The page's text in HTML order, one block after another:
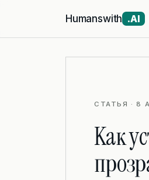
Humanswith .AI
СТАТЬЯ · 8
Как